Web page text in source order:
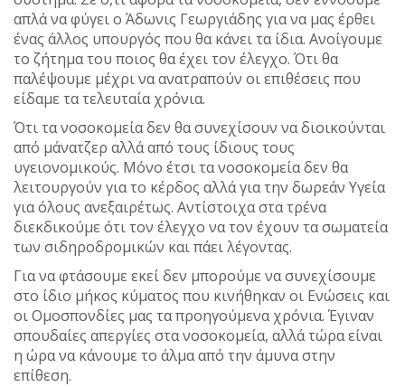
απλά να φύγει ο Άδωνις Γεωργιάδης για να μας έρθει
ένας άλλος υπουργός που θα κάνει τα ίδια. Ανοίγουμε
το ζήτημα του ποιος θα έχει τον έλεγχο. Ότι θα
παλέψουμε μέχρι να ανατραπούν οι επιθέσεις που
είδαμε τα τελευταία χρόνια.
Ότι τα νοσοκομεία δεν θα συνεχίσουν να διοικούνται
από μάνατζερ αλλά από τους ίδιους τους
υγειονομικούς. Μόνο έτσι τα νοσοκομεία δεν θα
λειτουργούν για το κέρδος αλλά για την δωρεάν Υγεία
για όλους ανεξαιρέτως. Αντίστοιχα στα τρένα
διεκδικούμε ότι τον έλεγχο να τον έχουν τα σωματεία
των σιδηροδρομικών και πάει λέγοντας.
Για να φτάσουμε εκεί δεν μπορούμε να συνεχίσουμε
στο ίδιο μήκος κύματος που κινήθηκαν οι Ενώσεις και
οι Ομοσπονδίες μας τα προηγούμενα χρόνια. Έγιναν
σπουδαίες απεργίες στα νοσοκομεία, αλλά τώρα είναι
η ώρα να κάνουμε το άλμα από την άμυνα στην
επίθεση.